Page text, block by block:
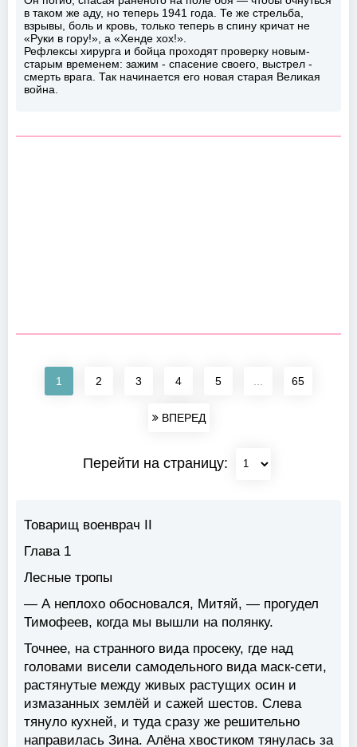
в таком же аду, но теперь 1941 года. Те же стрельба,
взрывы, боль и кровь, только теперь в спину кричат не
«Руки в гору!», а «Хенде хох!».
Рефлексы хирурга и бойца проходят проверку новым-
старым временем: зажим - спасение своего, выстрел -
смерть врага. Так начинается его новая старая Великая
война.
1 2 3 4 5 65
ВПЕРЕД
Перейти на страницу:
Товарищ военврач II
Глава 1
Лесные тропы
— А неплохо обосновался, Митяй, — прогудел
Тимофеев, когда мы вышли на полянку.
Точнее, на странного вида просеку, где над
головами висели самодельного вида маск-сети,
растянутые между живых растущих осин и
измазанных землёй и сажей шестов. Слева
тянуло кухней, и туда сразу же решительно
направилась Зина. Алёна хвостиком тянулась за